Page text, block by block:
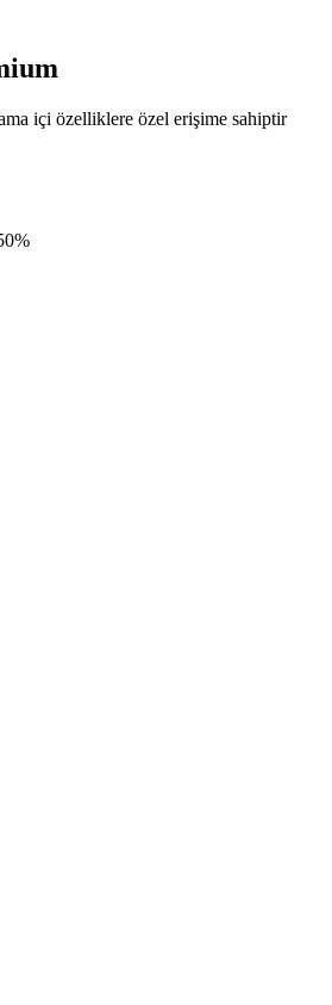
içi özelliklere özel erişime sahiptir